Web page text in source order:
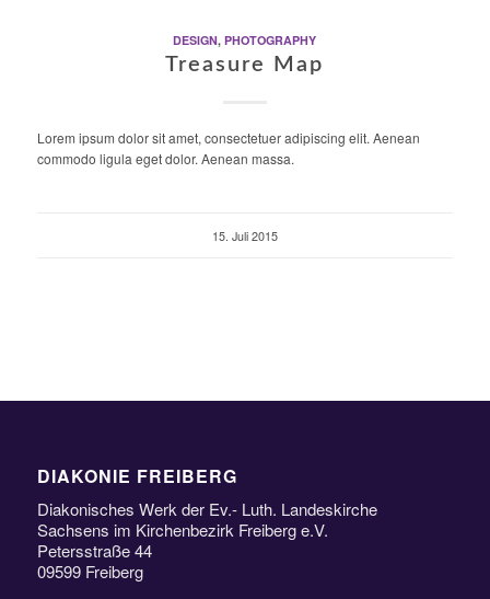
DESIGN,PHOTOGRAPHY
Treasure Map
Lorem ipsum dolor sit amet, consectetuer adipiscing elit. Aenean
commodo ligula eget dolor. Aenean massa.
15. Juli 2015
DIAKONIE FREIBERG
Diakonisches Werk der Ev.- Luth. Landeskirche
Sachsens im Kirchenbezirk Freiberg e.V.
Petersstraße 44
09599 Freiberg